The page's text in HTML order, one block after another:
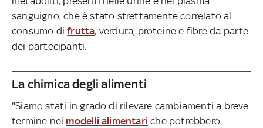
sanguigno, che è stato strettamente correlato al
consumo difrutta, verdura, proteine e fibre da parte
dei partecipanti.
La chimica degli alimenti
"Siamo stati in grado di rilevare cambiamenti a breve
termine nei modelli alimentari che potrebbero